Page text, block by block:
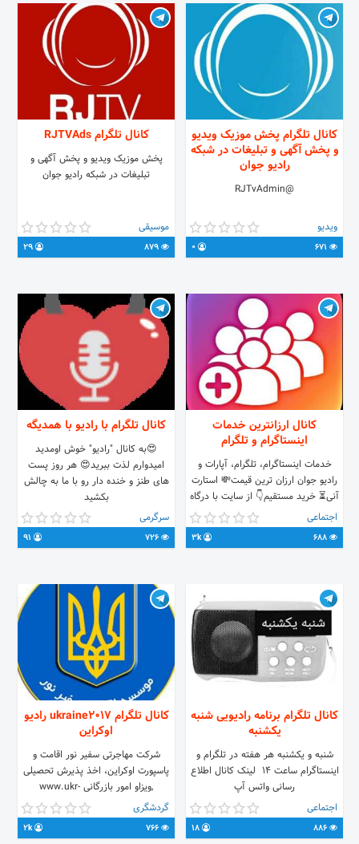
کانال تلگرام پخش موزیک ویدیو
و پخش آگهی و تبلیغات در شبکه
رادیو جوان
@RJTvAdmin
ویدیو
کانال تلگرام RJTVAds
پخش موزیک ویدیو و پخش آگهی و
تبلیغات در شبکه رادیو جوان
موسیقی
کانال ارزانترین خدمات
اینستاگرام و تلگرام
خدمات اینستاگرام، تلگرام، آپارات و
رادیو جوان ارزان ترین قیمت💸 استارت
آنی⏳ خرید مستقیم👇 از سایت با درگاه
ایمن زرین پال Telinsta.aplog.ir برای
هرگونه سوال و سفارش با آیدی زیر در
ارتباط باشید @adtelinstair
اجتماعی
3k
کانال تلگرام با رادیو با همدیگه
😍به کانال "رادیو" خوش اومدید
امیدوارم لذت ببرید😍 هر روز پست
های طنز و خنده دار رو با ما به چالش
بکشید
سرگرمی
کانال تلگرام برنامه رادیویی شنبه
یکشنبه
شنبه و یکشنبه هر هفته در تلگرام و
اینستاگرام ساعت ۱۴ ‏ لینک کانال اطلاع
رسانی واتس آپ
https://chat.whatsapp.com/LZBOxv9mxPF41qD9SYaHW3
تهیه کننده و مجری :امیرحسین باغچی
@AMIRHOSEINBAGHi
اجتماعی
کانال تلگرام ukraine2017 رادیو
اوکراین
شرکت مهاجرتی سفیر نور اقامت و
پاسپورت اوکراین، اخذ پذیرش تحصیلی
,ویزاو امور بازرگانی www.ukr-
visa.com ☎️ 02128424794
02128427363 تماس ساعات اداری
یکشنبه تا پنجشنبه ۹ الی ۱۸ عصر شماره
گردشگری
2k